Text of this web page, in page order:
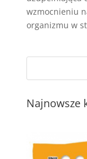
wzmocnieniu
organizmu w
Najnowsze